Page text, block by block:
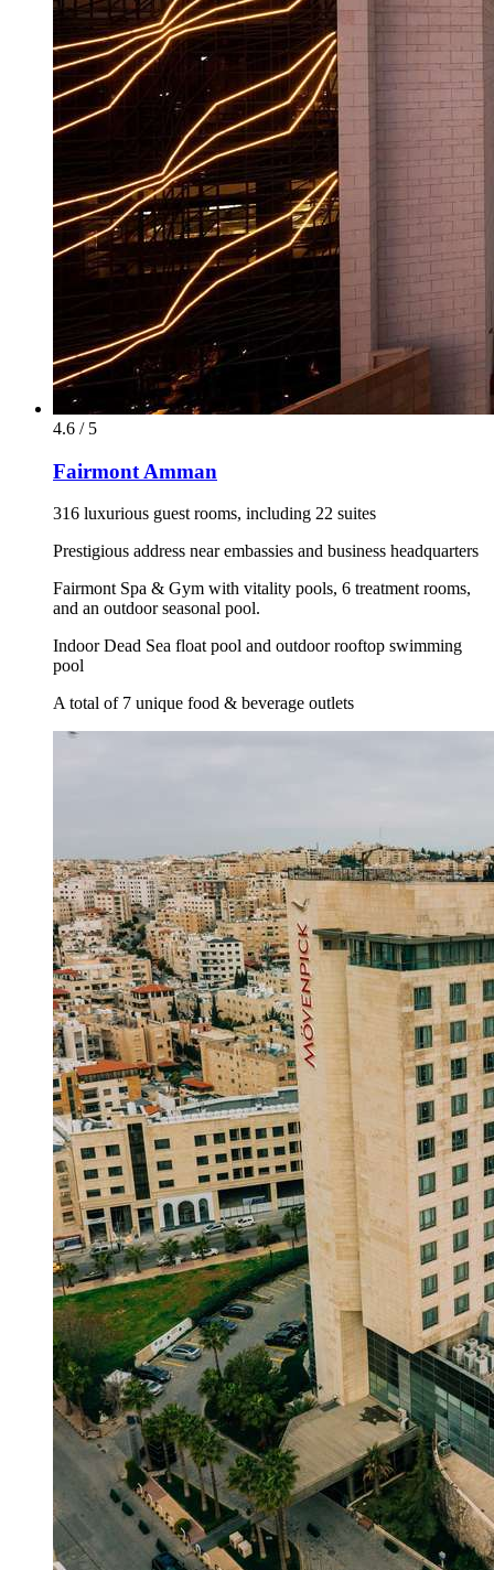
4.6 / 5
Fairmont Amman
316 luxurious guest rooms, including 22 suites
Prestigious address near embassies and business headquarters
Fairmont Spa & Gym with vitality pools, 6 treatment rooms,
and an outdoor seasonal pool.
Indoor Dead Sea float pool and outdoor rooftop swimming
pool
A total of 7 unique food & beverage outlets